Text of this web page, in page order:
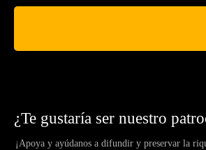
¿Te gustaría ser nuestro
¡Apoya y ayúdanos a difundir y preservar la